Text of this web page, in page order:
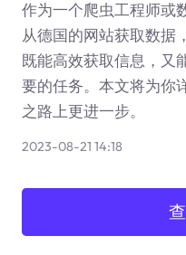
作为一个爬虫工程师或
从德国的网站获取数据
既能高效获取信息，又
要的任务。本文将为你
之路上更进一步。
2023-08-21 14:18